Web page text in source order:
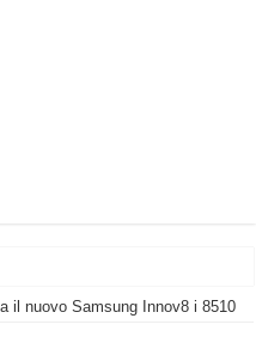
lo appoggi e fa tutto lui! (Senza
il nuovo Samsung Innov8 i 8510